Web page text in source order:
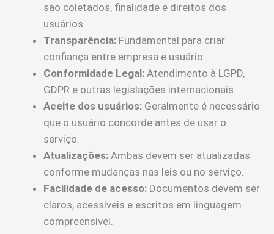
são coletados, finalidade e direitos dos
usuários.
Transparência: Fundamental para criar
confiança entre empresa e usuário.
Conformidade Legal: Atendimento à LGPD,
GDPR e outras legislações internacionais.
Aceite dos usuários: Geralmente é necessário
que o usuário concorde antes de usar o
serviço.
Atualizações: Ambas devem ser atualizadas
conforme mudanças nas leis ou no serviço.
Facilidade de acesso: Documentos devem ser
claros, acessíveis e escritos em linguagem
compreensível.